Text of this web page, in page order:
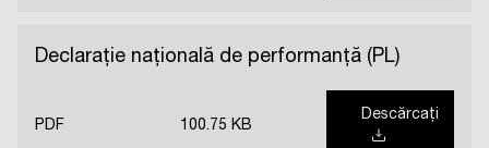
Declarație națională de performanță (PL)
PDF 100.75 KB
Descărcați